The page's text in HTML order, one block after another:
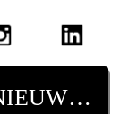
AANMELDEN VOOR NIEUWSBRIEF